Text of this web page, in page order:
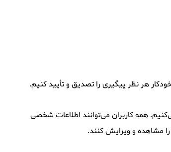
هر نظر پیگیری را تصدیق و تأیید کنیم.
همه کاربران می‌توانند اطلاعات شخصی
مشاهده و ویرایش کنند.